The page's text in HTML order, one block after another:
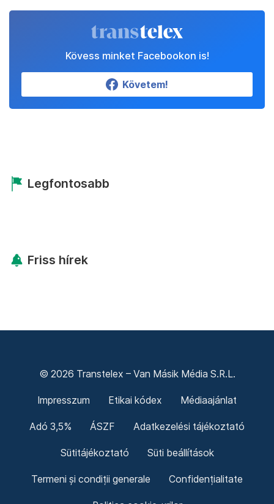
Kövess minket Facebookon is!
Követem!
Legfontosabb
Friss hírek
© 2026 Transtelex – Van Másik Média S.R.L.
Impresszum Etikai kódex Médiaajánlat
Adó 3,5% ÁSZF Adatkezelési tájékoztató
Sütitájékoztató Süti beállítások
Termeni și condiții generale Confidențialitate